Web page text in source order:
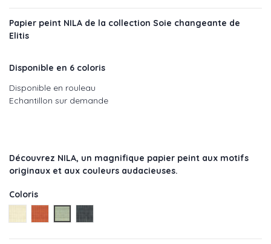
Papier peint NILA de la collection Soie changeante de
Elitis
Disponible en 6 coloris
Disponible en rouleau
Echantillon sur demande
Découvrez NILA, un magnifique papier peint aux motifs
originaux et aux couleurs audacieuses.
Coloris